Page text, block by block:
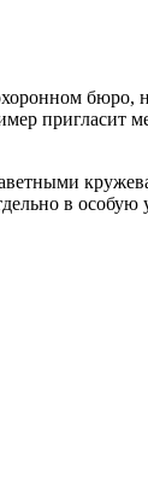
бюро,
пригласит
в